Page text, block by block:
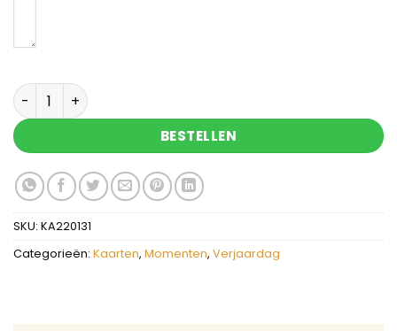
60 jaar aantal
BESTELLEN
SKU: KA220131
Categorieën: Kaarten, Momenten, Verjaardag